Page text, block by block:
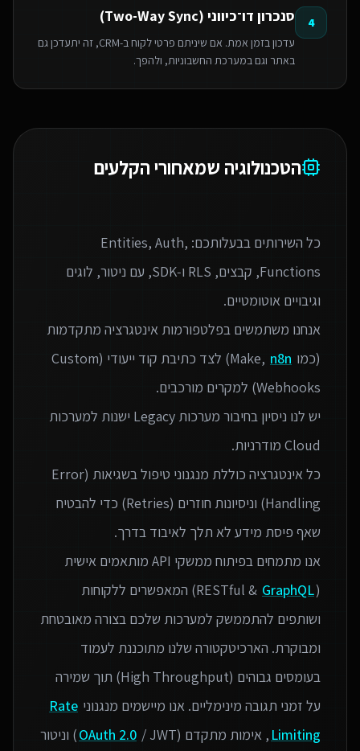
4 סנכרון דו־כיווני (Two-Way Sync)
עדכון בזמן אמת. אם שיניתם פרטי לקוח ב-CRM, זה יתעדכן גם
באתר וגם במערכת החשבוניות, ולהפך.
הטכנולוגיה שמאחורי הקלעים
כל השירותים בבעלותכם: Entities, Auth,
Functions, קבצים, RLS ו‑SDK, עם ניטור, לוגים
אנחנו משתמשים בפלטפורמות אינטגרציה מתקדמות
(כמו Make, n8n
) לצד כתיבת קוד ייעודי (Custom
יש לנו ניסיון בחיבור מערכות Legacy ישנות למערכות
כל אינטגרציה כוללת מנגנוני טיפול בשגיאות (Error
Handling) וניסיונות חוזרים (Retries) כדי להבטיח
אנו מתמחים בפיתוח ממשקי API מותאמים אישית
(RESTful &
GraphQL
) המאפשרים ללקוחות
ושותפים להתממשק למערכות שלכם בצורה מאובטחת
ומבוקרת. הארכיטקטורה שלנו מתוכננת לעמוד
בעומסים גבוהים (High Throughput) תוך שמירה
על זמני תגובה מינימליים. אנו מיישמים מנגנוני Rate
Limiting , אימות מתקדם ( OAuth 2.0/ JWT) וניטור